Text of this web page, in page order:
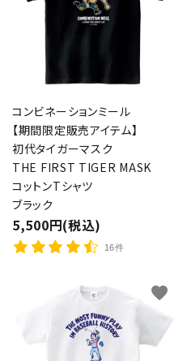
コンビネーションミール
【期間限定販売アイテム】
初代タイガーマスク
THE FIRST TIGER MASK
コットンTシャツ
ブラック
5,500円(税込)
16件
favorite